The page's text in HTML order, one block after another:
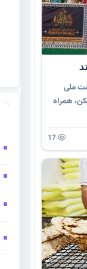
ملی
همراه
17